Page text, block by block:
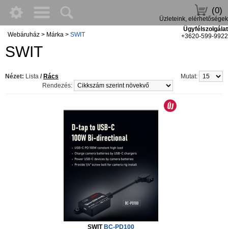
(0)
Üzleteink, elérhetőségek
Ügyfélszolgálat
+3620-599-9922
Webáruház > Márka > SWIT
SWIT
Nézet: Lista / Rács
Mutat:
Rendezés:
SWIT BC-PD100